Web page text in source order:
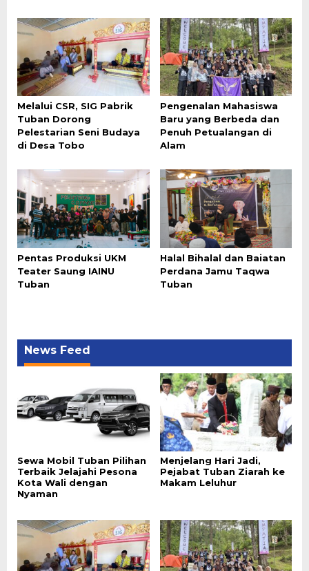
Melalui CSR, SIG Pabrik
Tuban Dorong
Pelestarian Seni Budaya
di Desa Tobo
Pengenalan Mahasiswa
Baru yang Berbeda dan
Penuh Petualangan di
Alam
Pentas Produksi UKM
Teater Saung IAINU
Tuban
Halal Bihalal dan Baiatan
Perdana Jamu Taqwa
Tuban
News Feed
Sewa Mobil Tuban Pilihan
Terbaik Jelajahi Pesona
Kota Wali dengan
Nyaman
Menjelang Hari Jadi,
Pejabat Tuban Ziarah ke
Makam Leluhur